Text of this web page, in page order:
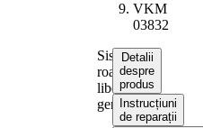
VKM
03832
Sistem
roata
libera,
generator
Detalii
despre
produs
Instrucțiuni
de reparații